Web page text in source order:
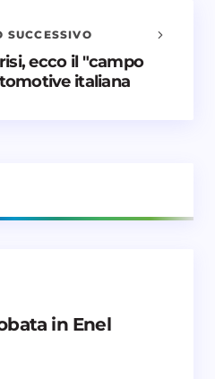
SUCCESSIVO
ecco il "campo
italiana
in Enel